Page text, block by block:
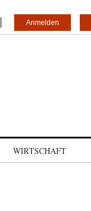
Anmelden
WIRTSCHAFT